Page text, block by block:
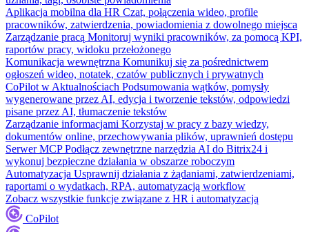
Aplikacja mobilna dla HR Czat, połączenia wideo, profile
pracowników, zatwierdzenia, powiadomienia z dowolnego miejsca
Zarządzanie pracą Monitoruj wyniki pracowników, za pomocą KPI,
raportów pracy, widoku przełożonego
Komunikacja wewnętrzna Komunikuj się za pośrednictwem
ogłoszeń wideo, notatek, czatów publicznych i prywatnych
CoPilot w Aktualnościach Podsumowania wątków, pomysły
wygenerowane przez AI, edycja i tworzenie tekstów, odpowiedzi
pisane przez AI, tłumaczenie tekstów
Zarządzanie informacjami Korzystaj w pracy z bazy wiedzy,
dokumentów online, przechowywania plików, uprawnień dostępu
Serwer MCP Podłącz zewnętrzne narzędzia AI do Bitrix24 i
wykonuj bezpieczne działania w obszarze roboczym
Automatyzacja Usprawnij działania z żądaniami, zatwierdzeniami,
raportami o wydatkach, RPA, automatyzacją workflow
Zobacz wszystkie funkcje związane z HR i automatyzacją
CoPilot